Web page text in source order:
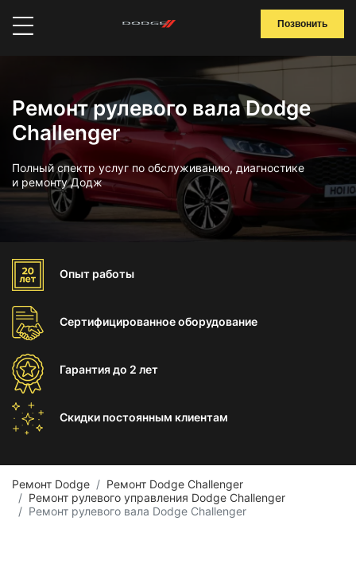
Позвонить
Ремонт рулевого вала Dodge
Challenger
Полный спектр услуг по обслуживанию, диагностике
и ремонту Додж
Опыт работы
Сертифицированноеоборудование
Гарантиядо 2 лет
Скидки постоянным клиентам
Ремонт Dodge
Ремонт Dodge Challenger
Ремонт рулевого управления Dodge Challenger
Ремонт рулевого вала Dodge Challenger